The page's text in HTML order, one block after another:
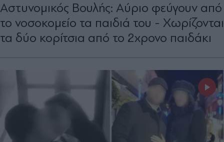
Αστυνομικός Βουλής: Αύριο φεύγουν από
το νοσοκομείο τα παιδιά του - Χωρίζονται
τα δύο κορίτσια από το 2χρονο παιδάκι